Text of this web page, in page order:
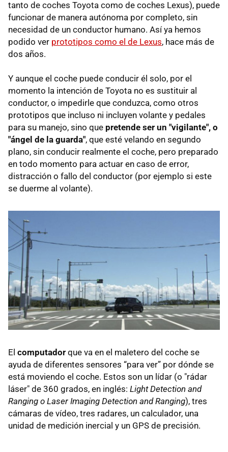
tanto de coches Toyota como de coches Lexus), puede
funcionar de manera autónoma por completo, sin
necesidad de un conductor humano. Así ya hemos
podido ver prototipos como el de Lexus, hace más de
dos años.
Y aunque el coche puede conducir él solo, por el
momento la intención de Toyota no es sustituir al
conductor, o impedirle que conduzca, como otros
prototipos que incluso ni incluyen volante y pedales
para su manejo, sino que pretende ser un "vigilante", o
"ángel de la guarda", que esté velando en segundo
plano, sin conducir realmente el coche, pero preparado
en todo momento para actuar en caso de error,
distracción o fallo del conductor (por ejemplo si este
se duerme al volante).
El computador que va en el maletero del coche se
ayuda de diferentes sensores “para ver” por dónde se
está moviendo el coche. Estos son un lídar (o "rádar
láser" de 360 grados, en inglés: Light Detection and
Ranging o Laser Imaging Detection and Ranging), tres
cámaras de vídeo, tres radares, un calculador, una
unidad de medición inercial y un GPS de precisión.